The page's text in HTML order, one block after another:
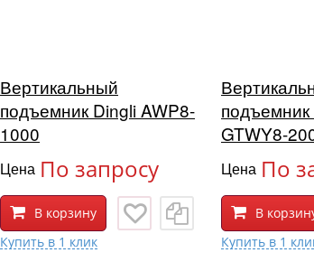
Вертикальный
подъемник Dingli AWP8-
1000
Цена По запросу
В корзину
GTWY8-
Цена По
В